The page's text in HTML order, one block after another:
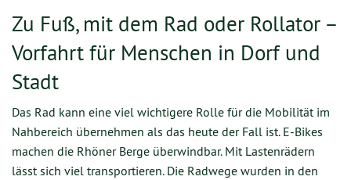
Zu Fuß, mit dem Rad oder Rollator –
Vorfahrt für Menschen in Dorf und
Stadt
Das Rad kann eine viel wichtigere Rolle für die Mobilität im
Nahbereich übernehmen als das heute der Fall ist. E-Bikes
machen die Rhöner Berge überwindbar. Mit Lastenrädern
lässt sich viel transportieren. Die Radwege wurden in den